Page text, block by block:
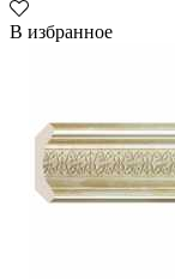
В избранное